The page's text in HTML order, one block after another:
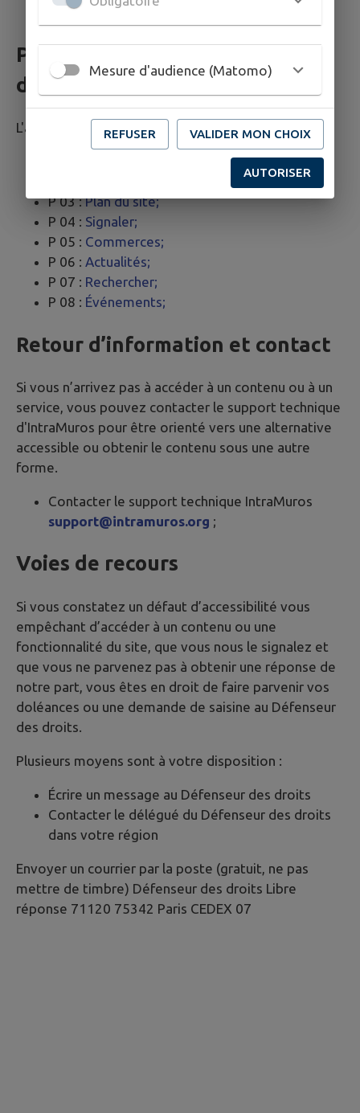
Wave
Pages du site ayant fait l’objet
de la vérification de conformité
L'audit a porté sur un échantillon de 8 pages.
P 03 :Plan du site;
P 04 : Signaler;
P 05 : Commerces;
P 06 : Actualités;
P 07 : Rechercher;
P 08 : Événements;
Retour d’information et contact
Si vous n’arrivez pas à accéder à un contenu ou à un
service, vous pouvez contacter le support technique
d'IntraMuros pour être orienté vers une alternative
accessible ou obtenir le contenu sous une autre
forme.
Contacter le support technique IntraMuros
support@intramuros.org ;
Voies de recours
Si vous constatez un défaut d’accessibilité vous
empêchant d’accéder à un contenu ou une
fonctionnalité du site, que vous nous le signalez et
que vous ne parvenez pas à obtenir une réponse de
notre part, vous êtes en droit de faire parvenir vos
doléances ou une demande de saisine au Défenseur
des droits.
Plusieurs moyens sont à votre disposition :
Écrire un message au Défenseur des droits
Contacter le délégué du Défenseur des droits
dans votre région
Envoyer un courrier par la poste (gratuit, ne pas
mettre de timbre) Défenseur des droits Libre
réponse 71120 75342 Paris CEDEX 07
Mesure d'audience (Matomo)
REFUSER VALIDER MON CHOIX
AUTORISER